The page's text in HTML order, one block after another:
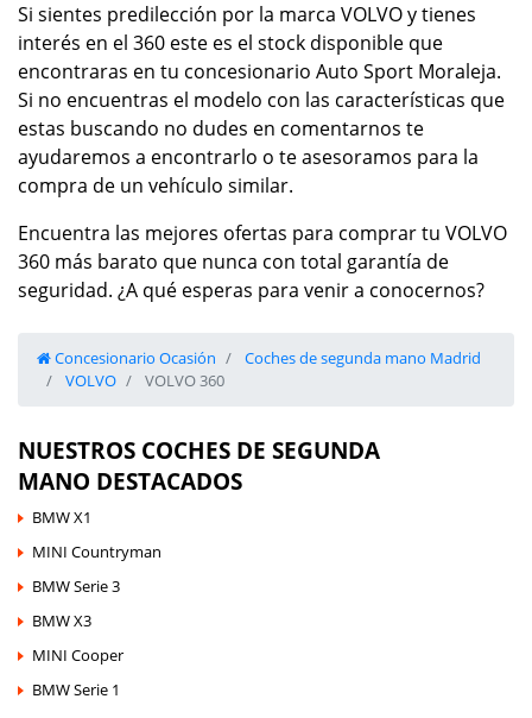
Si sientes predilección por la marca VOLVO y tienes
interés en el 360 este es el stock disponible que
encontraras en tu concesionario Auto Sport Moraleja.
Si no encuentras el modelo con las características que
estas buscando no dudes en comentarnos te
ayudaremos a encontrarlo o te asesoramos para la
compra de un vehículo similar.
Encuentra las mejores ofertas para comprar tu VOLVO
360 más barato que nunca con total garantía de
seguridad. ¿A qué esperas para venir a conocernos?
Concesionario Ocasión
Coches de segunda mano Madrid
VOLVO
VOLVO 360
NUESTROS COCHES DE SEGUNDA
MANO DESTACADOS
BMW X1
MINI Countryman
BMW Serie 3
BMW X3
MINI Cooper
BMW Serie 1